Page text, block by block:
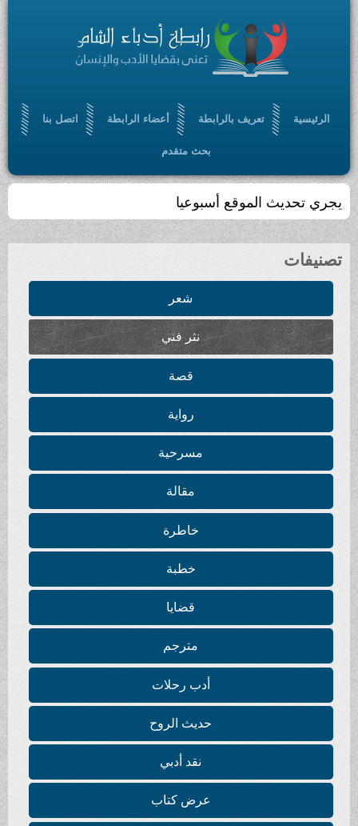
الرئيسية تعريف بالرابطة أعضاء الرابطة اتصل بنا
بحث متقدم
يجري تحديث الموقع أسبوعيا
تصنيفات
شعر
نثر فني
قصة
رواية
مسرحية
مقالة
خاطرة
خطبة
قضايا
مترجم
أدب رحلات
حديث الروح
نقد أدبي
عرض كتاب